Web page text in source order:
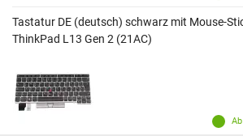
Tastatur DE (deutsch) schwarz mit Mouse-
ThinkPad L13 Gen 2 (21AC)